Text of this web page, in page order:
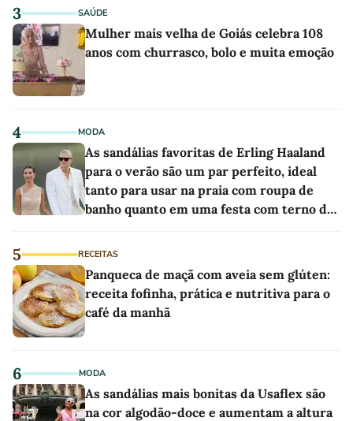
3 SAÚDE
Mulher mais velha de Goiás celebra 108
anos com churrasco, bolo e muita emoção
4 MODA
As sandálias favoritas de Erling Haaland
para o verão são um par perfeito, ideal
tanto para usar na praia com roupa de
banho quanto em uma festa com terno de
5 RECEITAS
Panqueca de maçã com aveia sem glúten:
receita fofinha, prática e nutritiva para o
café da manhã
6 MODA
As sandálias mais bonitas da Usaflex são
na cor algodão-doce e aumentam a altura